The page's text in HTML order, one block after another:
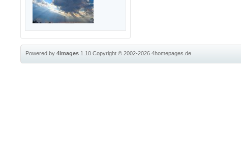
Powered by4images 1.10Copyright © 2002-20264homepages.de